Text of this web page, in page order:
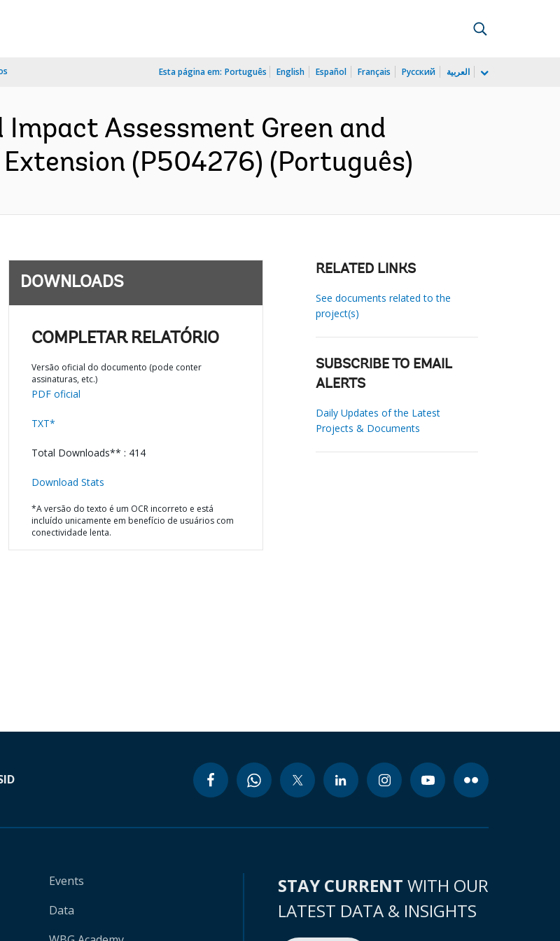
Esta página em: Português English Español Français Русский العربية
Assessment Green and
(P504276) (Português)
DOWNLOADS
COMPLETAR RELATÓRIO
Versão oficial do documento (pode conter
assinaturas, etc.)
PDF oficial
TXT*
Total Downloads** : 414
Download Stats
*A versão do texto é um OCR incorreto e está
incluído unicamente em benefício de usuários com
conectividade lenta.
RELATED LINKS
See documents related to the
project(s)
SUBSCRIBE TO EMAIL
ALERTS
Daily Updates of the Latest
Projects & Documents
Events
Data
STAY CURRENT WITH OUR
LATEST DATA & INSIGHTS